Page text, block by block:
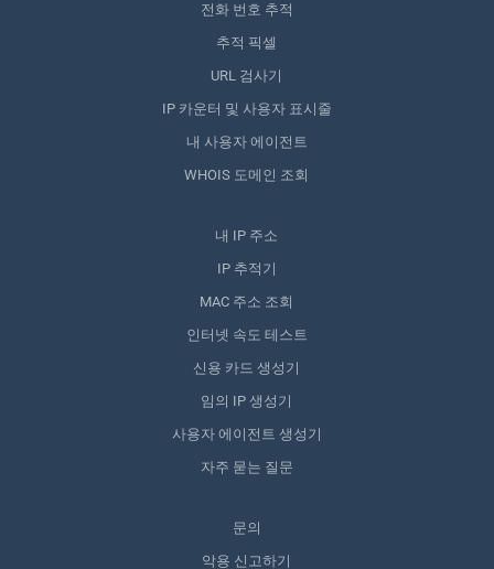
전화 번호 추적
추적 픽셀
URL 검사기
IP 카운터 및 사용자 표시줄
내 사용자 에이전트
WHOIS 도메인 조회
내 IP 주소
IP 추적기
MAC 주소 조회
인터넷 속도 테스트
신용 카드 생성기
임의 IP 생성기
사용자 에이전트 생성기
자주 묻는 질문
문의
악용 신고하기